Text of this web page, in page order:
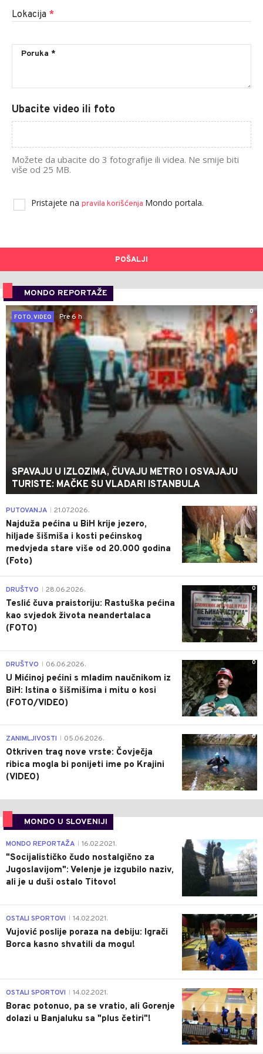
Lokacija *
Ubacite video ili foto
Možete da ubacite do 3 fotografije ili videa. Ne smije biti
više od 25 MB.
Pristajete na pravila korišćenja Mondo portala.
POŠALJI
MONDO REPORTAŽE
0
FOTO, VIDEO
Pre 6 h
SPAVAJU U IZLOZIMA, ČUVAJU METRO I OSVAJAJU
TURISTE: MAČKE SU VLADARI ISTANBULA
0
PUTOVANJA 21.07.2026.
Najduža pećina u BiH krije jezero,
hiljade šišmiša i kosti pećinskog
medvjeda stare više od 20.000 godina
(Foto)
0
DRUŠTVO 28.06.2026.
Teslić čuva praistoriju: Rastuška pećina
kao svjedok života neandertalaca
(FOTO)
0
DRUŠTVO 06.06.2026.
U Mićinoj pećini s mladim naučnikom iz
BiH: Istina o šišmišima i mitu o kosi
(FOTO/VIDEO)
0
ZANIMLJIVOSTI 05.06.2026.
Otkriven trag nove vrste: Čovječja
ribica mogla bi ponijeti ime po Krajini
(VIDEO)
MONDO U SLOVENIJI
4
MONDO REPORTAŽA 16.02.2021.
"Socijalističko čudo nostalgično za
Jugoslavijom": Velenje je izgubilo naziv,
ali je u duši ostalo Titovo!
1
OSTALI SPORTOVI 14.02.2021.
Vujović poslije poraza na debiju: Igrači
Borca kasno shvatili da mogu!
3
OSTALI SPORTOVI 14.02.2021.
Borac potonuo, pa se vratio, ali Gorenje
dolazi u Banjaluku sa "plus četiri"!